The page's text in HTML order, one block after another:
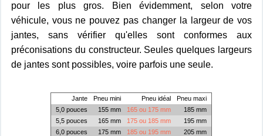
pour les plus gros. Bien évidemment, selon votre
véhicule, vous ne pouvez pas changer la largeur de vos
jantes, sans vérifier qu'elles sont conformes aux
préconisations du constructeur. Seules quelques largeurs
de jantes sont possibles, voire parfois une seule.
Jante Pneu mini Pneu idéal
Pneu maxi
5,0 pouces
155 mm 165 ou 175 mm
185 mm
5,5 pouces
165 mm 175 ou 185 mm
195 mm
6,0 pouces
175 mm 185 ou 195 mm
205 mm